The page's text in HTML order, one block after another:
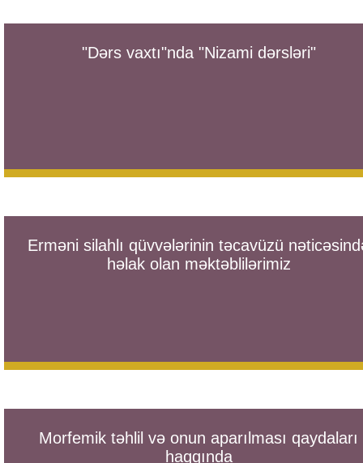
"Dərs vaxtı"nda "Nizami dərsləri"
Erməni silahlı qüvvələrinin təcavüzü
həlak olan məktəblilərimiz
Morfemik təhlil və onun aparılması qaydaları
haqqında